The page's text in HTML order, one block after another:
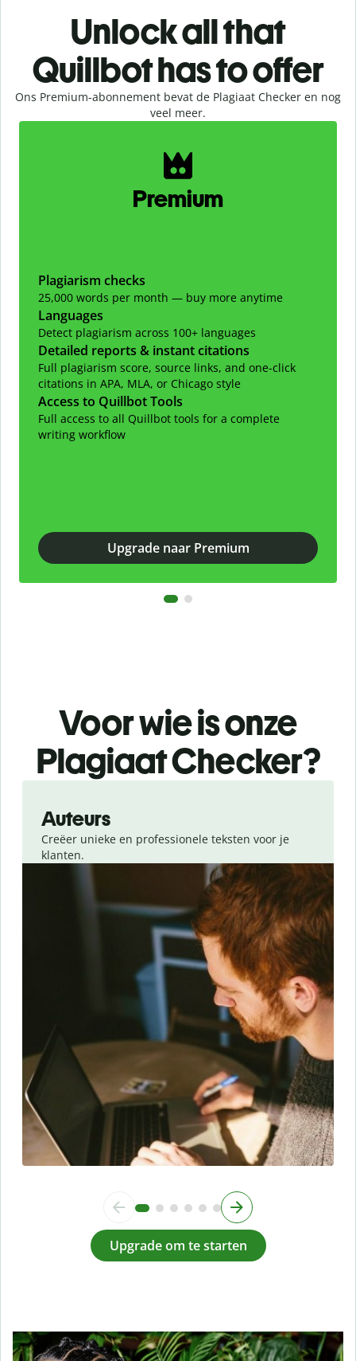
Unlock all that
Quillbot has to offer
Ons Premium-abonnement bevat de Plagiaat Checker en nog
veel meer.
Premium
Plagiarism checks
25,000 words per month — buy more anytime
Languages
Detect plagiarism across 100+ languages
Detailed reports & instant citations
Full plagiarism score, source links, and one-click
citations in APA, MLA, or Chicago style
Access to Quillbot Tools
Full access to all Quillbot tools for a complete
writing workflow
Upgrade naar Premium
Voor wie is onze
Plagiaat Checker?
Auteurs
Creëer unieke en professionele teksten voor je
klanten.
Upgrade om te starten